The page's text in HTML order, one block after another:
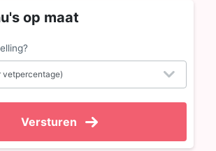
op maat
Versturen